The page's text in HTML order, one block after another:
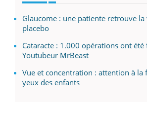
Glaucome : une patiente retrouve la
placebo
Cataracte : 1.000 opérations ont été
Youtubeur MrBeast
Vue et concentration : attention à la
yeux des enfants